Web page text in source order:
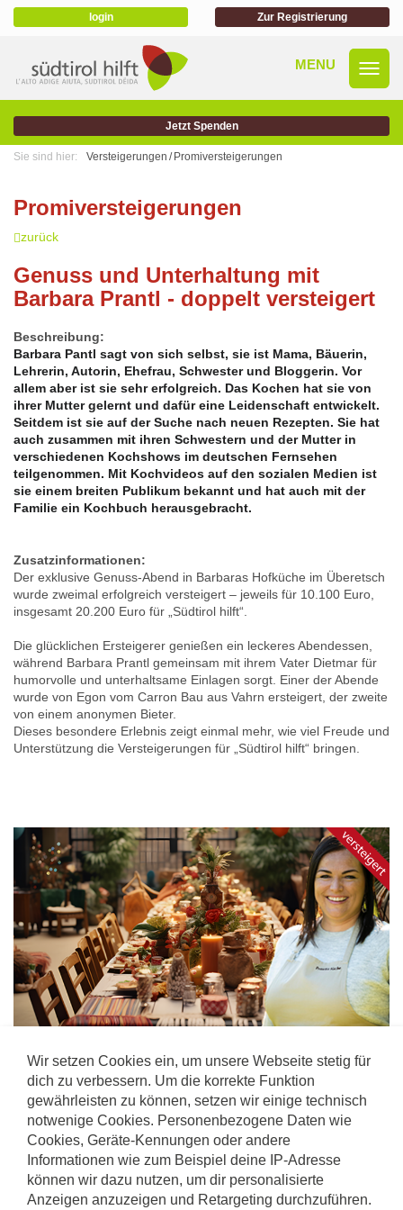
login Zur Registrierung
Jetzt Spenden
Sie sind hier: Versteigerungen Promiversteigerungen
Promiversteigerungen
zurück
Genuss und Unterhaltung mit
Barbara Prantl - doppelt versteigert
Beschreibung:
Barbara Pantl sagt von sich selbst, sie ist Mama, Bäuerin,
Lehrerin, Autorin, Ehefrau, Schwester und Bloggerin. Vor
allem aber ist sie sehr erfolgreich. Das Kochen hat sie von
ihrer Mutter gelernt und dafür eine Leidenschaft entwickelt.
Seitdem ist sie auf der Suche nach neuen Rezepten. Sie hat
auch zusammen mit ihren Schwestern und der Mutter in
verschiedenen Kochshows im deutschen Fernsehen
teilgenommen. Mit Kochvideos auf den sozialen Medien ist
sie einem breiten Publikum bekannt und hat auch mit der
Familie ein Kochbuch herausgebracht.
Zusatzinformationen:
Der exklusive Genuss-Abend in Barbaras Hofküche im Überetsch
wurde zweimal erfolgreich versteigert – jeweils für 10.100 Euro,
insgesamt 20.200 Euro für „Südtirol hilft“.
Die glücklichen Ersteigerer genießen ein leckeres Abendessen,
während Barbara Prantl gemeinsam mit ihrem Vater Dietmar für
humorvolle und unterhaltsame Einlagen sorgt. Einer der Abende
wurde von Egon vom Carron Bau aus Vahrn ersteigert, der zweite
von einem anonymen Bieter.
Dieses besondere Erlebnis zeigt einmal mehr, wie viel Freude und
Unterstützung die Versteigerungen für „Südtirol hilft“ bringen.
Gebot: 10.100,00
Versteigert am: 18 Dezember 2025 18:25
teilen
Wir setzen Cookies ein, um unsere Webseite stetig für
dich zu verbessern. Um die korrekte Funktion
gewährleisten zu können, setzen wir einige technisch
notwenige Cookies. Personenbezogene Daten wie
Cookies, Geräte-Kennungen oder andere
Informationen wie zum Beispiel deine IP-Adresse
können wir dazu nutzen, um dir personalisierte
Anzeigen anzuzeigen und Retargeting durchzuführen.